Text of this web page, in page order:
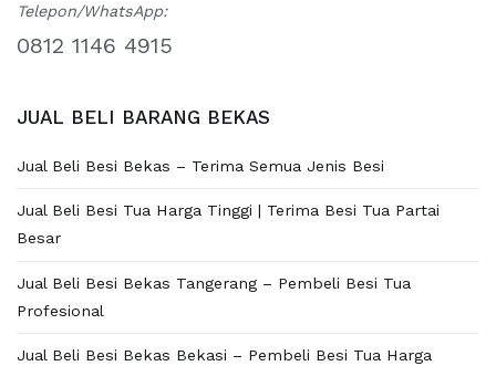
Telepon/WhatsApp:
0812 1146 4915
JUAL BELI BARANG BEKAS
Jual Beli Besi Bekas – Terima Semua Jenis Besi
Jual Beli Besi Tua Harga Tinggi | Terima Besi Tua Partai
Besar
Jual Beli Besi Bekas Tangerang – Pembeli Besi Tua
Profesional
Jual Beli Besi Bekas Bekasi – Pembeli Besi Tua Harga